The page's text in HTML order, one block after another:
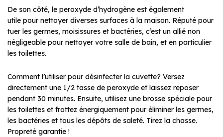
De son côté, le peroxyde d’hydrogène est également
utile pour nettoyer diverses surfaces à la maison. Réputé pour
tuer les germes, moisissures et bactéries, c’est un allié non
négligeable pour nettoyer votre salle de bain, et en particulier
les toilettes.
Comment l’utiliser pour désinfecter la cuvette? Versez
directement une 1/2 tasse de peroxyde et laissez reposer
pendant 30 minutes. Ensuite, utilisez une brosse spéciale pour
les toilettes et frottez énergiquement pour éliminer les germes,
les bactéries et tous les dépôts de saleté. Tirez la chasse.
Propreté garantie !